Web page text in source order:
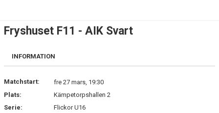
DOKUMENT
KONTAKT
Fryshuset F11 - AIK Svart
INFORMATION
Matchstart:
fre 27 mars, 19:30
Plats:
Kämpetorpshallen 2
Serie:
Flickor U16